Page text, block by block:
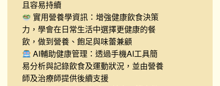
且容易持續
實用營養學資訊：增強健康飲食決策
力，學會在日常生活中選擇更健康的餐
飲，做到營養、飽足與味蕾兼顧
AI輔助健康管理：透過手機AI工具簡
易分析與記錄飲食及運動狀況，並由營養
師及治療師提供後續支援